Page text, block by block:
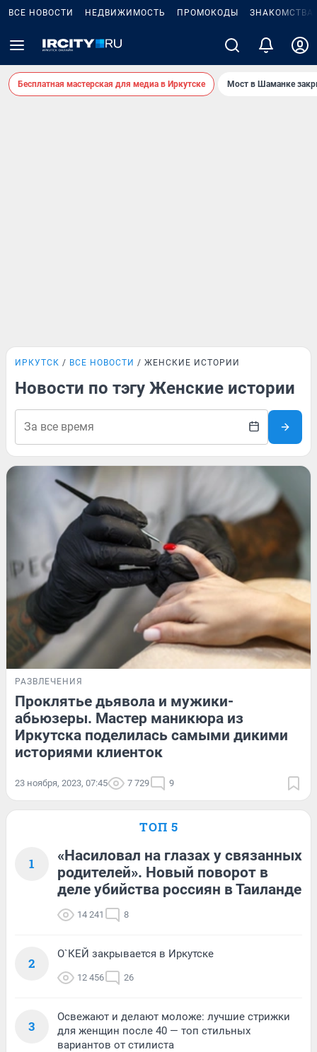
ВСЕ НОВОСТИ НЕДВИЖИМОСТЬ ПРОМОКОДЫ ЗНАКОМСТВА
Бесплатная мастерская для медиа в Иркутске Мост в Шаманке
ИРКУТСК ВСЕ НОВОСТИ ЖЕНСКИЕ ИСТОРИИ
Новости по тэгу Женские истории
РАЗВЛЕЧЕНИЯ
Проклятье дьявола и мужики-
абьюзеры. Мастер маникюра из
Иркутска поделилась самыми дикими
историями клиенток
23 ноября, 2023, 07:45 7 729 9
ТОП 5
1
«Насиловал на глазах у связанных
родителей». Новый поворот в
деле убийства россиян в Таиланде
14 241 8
2
О`КЕЙ закрывается в Иркутске
12 456 26
3
Освежают и делают моложе: лучшие стрижки
для женщин после 40 — топ стильных
вариантов от стилиста